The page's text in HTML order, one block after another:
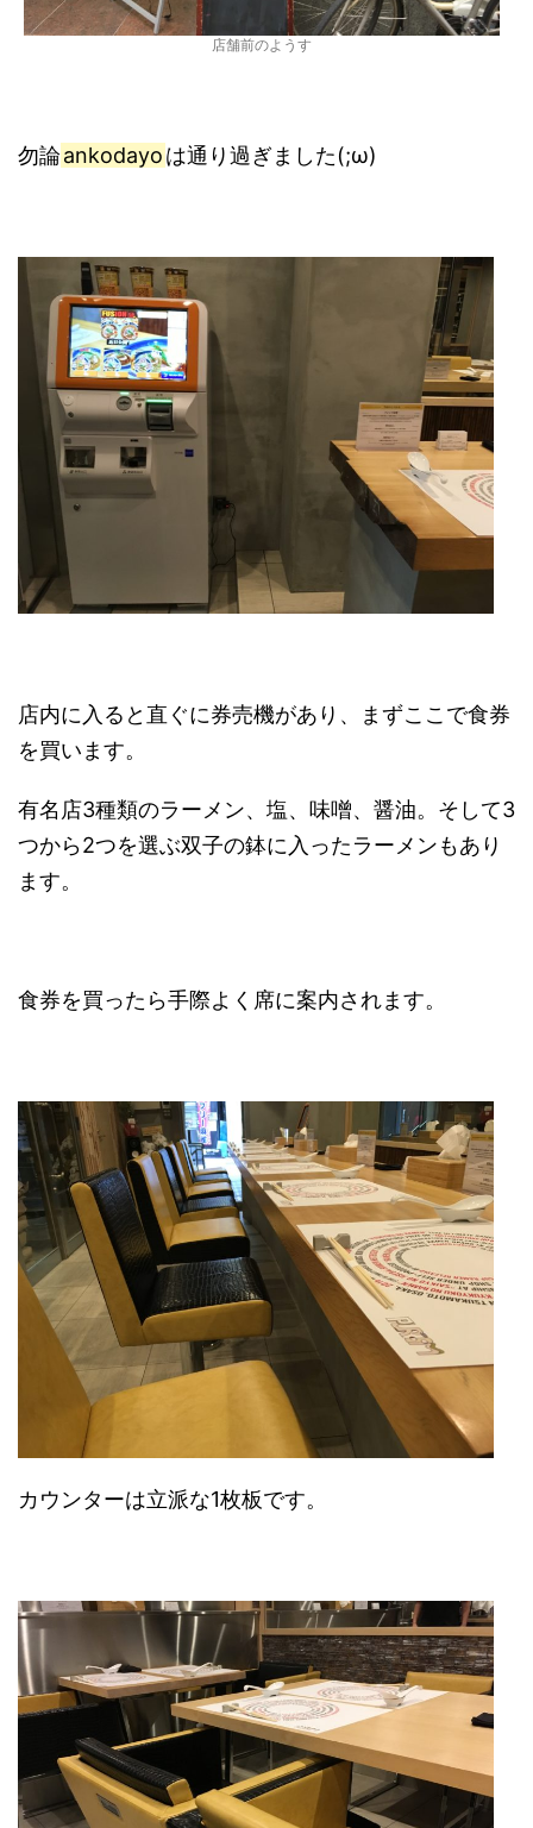
店舗前のようす
勿論ankodayoは通り過ぎました(;ω)
店内に入ると直ぐに券売機があり、まずここで食券
を買います。
有名店3種類のラーメン、塩、味噌、醤油。そして3
つから2つを選ぶ双子の鉢に入ったラーメンもあり
ます。
食券を買ったら手際よく席に案内されます。
カウンターは立派な1枚板です。